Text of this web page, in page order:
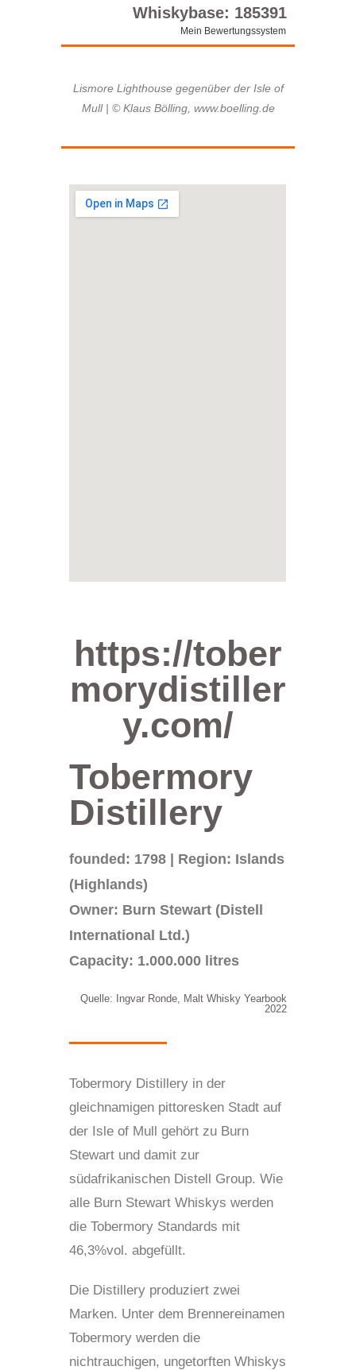
Whiskybase: 185391
Mein Bewertungssystem
Lismore Lighthouse gegenüber der Isle of
Mull | © Klaus Bölling, www.boelling.de
https://tober
morydistiller
y.com/
Tobermory
Distillery
founded: 1798 | Region: Islands
(Highlands)
Owner: Burn Stewart (Distell
International Ltd.)
Capacity: 1.000.000 litres
Quelle: Ingvar Ronde, Malt Whisky Yearbook
2022
Tobermory Distillery in der
gleichnamigen pittoresken Stadt auf
der Isle of Mull gehört zu Burn
Stewart und damit zur
südafrikanischen Distell Group. Wie
alle Burn Stewart Whiskys werden
die Tobermory Standards mit
46,3%vol. abgefüllt.
Die Distillery produziert zwei
Marken. Unter dem Brennereinamen
Tobermory werden die
nichtrauchigen, ungetorften Whiskys